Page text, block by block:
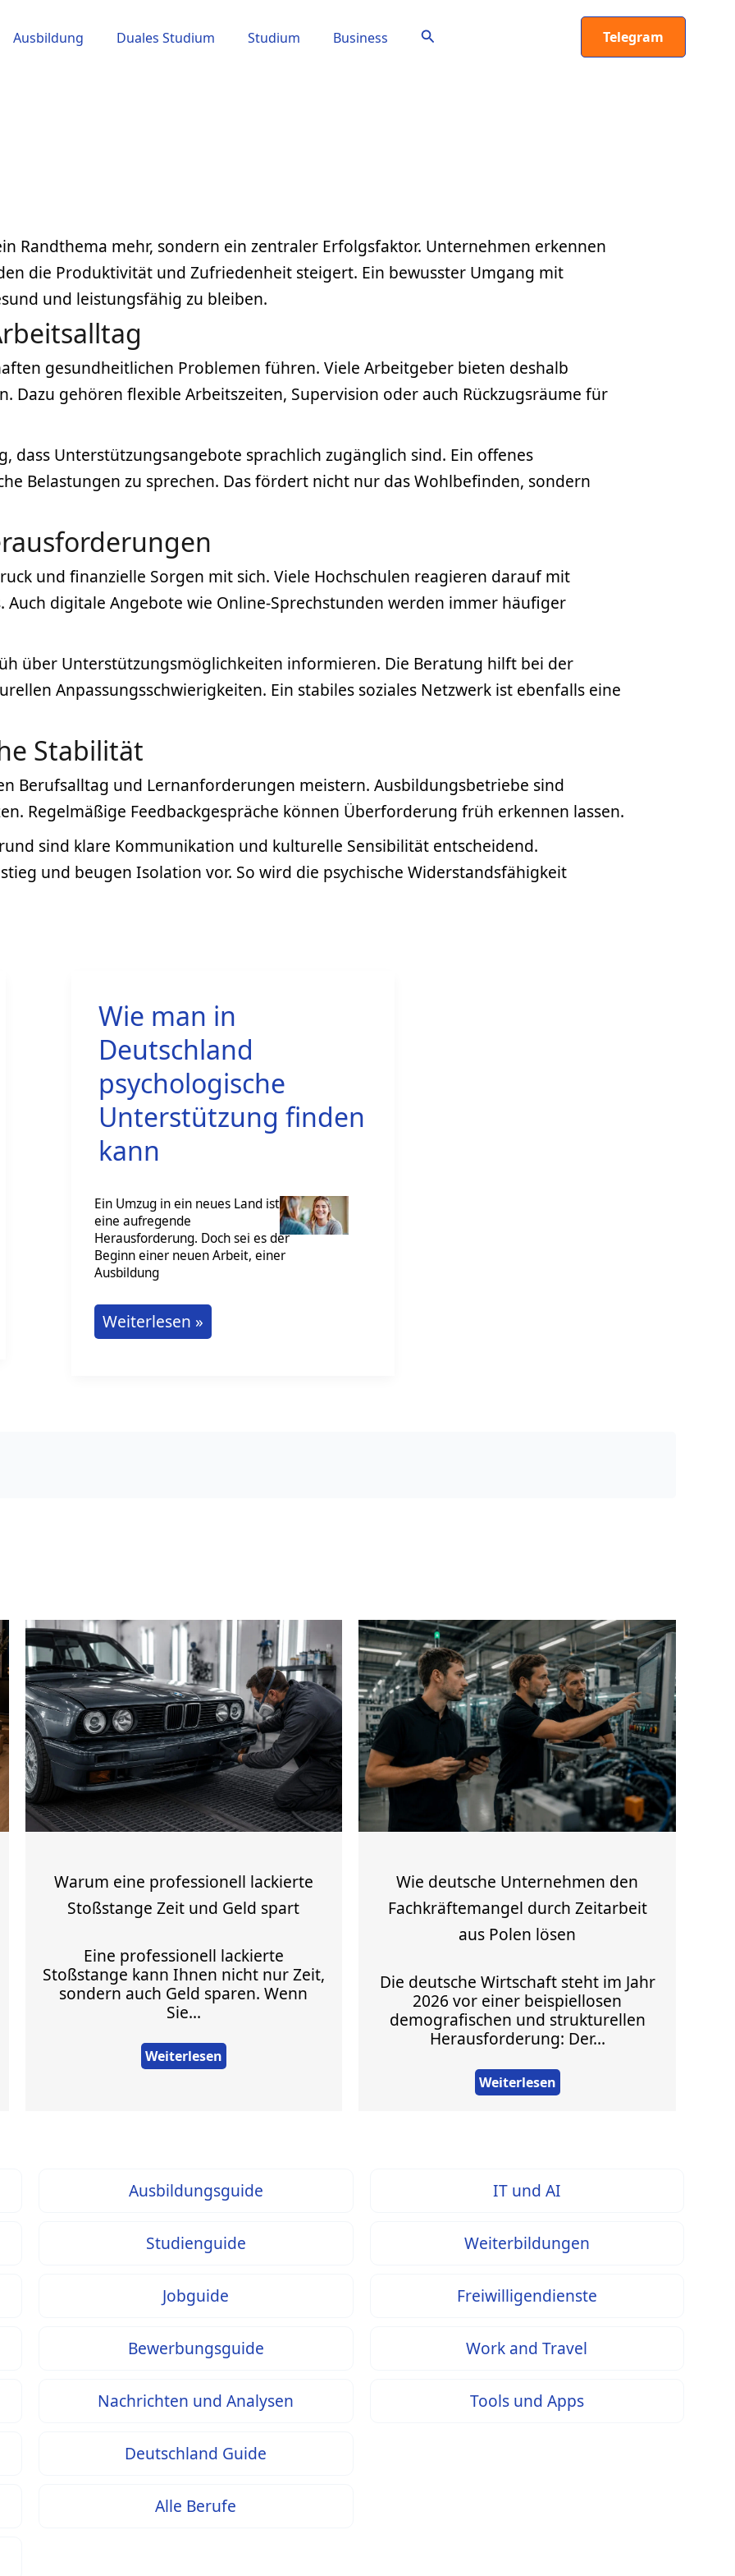
Ausbildung Duales Studium Studium Business Suchen Telegram
Randthema mehr, sondern ein zentraler Erfolgsfaktor. Unternehmen erkennen
die Produktivität und Zufriedenheit steigert. Ein bewusster Umgang mit
und leistungsfähig zu bleiben.
gesundheitlichen Problemen führen. Viele Arbeitgeber bieten deshalb
Dazu gehören flexible Arbeitszeiten, Supervision oder auch Rückzugsräume für
dass Unterstützungsangebote sprachlich zugänglich sind. Ein offenes
Belastungen zu sprechen. Das fördert nicht nur das Wohlbefinden, sondern
und finanzielle Sorgen mit sich. Viele Hochschulen reagieren darauf mit
Auch digitale Angebote wie Online-Sprechstunden werden immer häufiger
über Unterstützungsmöglichkeiten informieren. Die Beratung hilft bei der
Anpassungsschwierigkeiten. Ein stabiles soziales Netzwerk ist ebenfalls eine
Stabilität
Berufsalltag und Lernanforderungen meistern. Ausbildungsbetriebe sind
Regelmäßige Feedbackgespräche können Überforderung früh erkennen lassen.
sind klare Kommunikation und kulturelle Sensibilität entscheidend.
und beugen Isolation vor. So wird die psychische Widerstandsfähigkeit
Wie man in
Deutschland
psychologische
Unterstützung finden
kann
Ein Umzug in ein neues Land ist
eine aufregende
Herausforderung. Doch sei es der
Beginn einer neuen Arbeit, einer
Ausbildung
Wie
Weiterlesen »
Warum eine professionell lackierte
Stoßstange Zeit und Geld spart
Eine professionell lackierte
Stoßstange kann Ihnen nicht nur Zeit,
sondern auch Geld sparen. Wenn
Sie...
Weiterlesen
Wie deutsche Unternehmen den
Fachkräftemangel durch Zeitarbeit
aus Polen lösen
Die deutsche Wirtschaft steht im Jahr
2026 vor einer beispiellosen
demografischen und strukturellen
Herausforderung: Der...
Weiterlesen
Ausbildungsguide
Studienguide
Jobguide
Bewerbungsguide
Nachrichten und Analysen
Deutschland Guide
Alle Berufe
IT und AI
Weiterbildungen
Freiwilligendienste
Work and Travel
Tools und Apps